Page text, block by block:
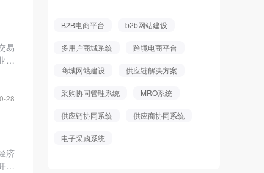
易
来
化
28
济
发
B2B电商平台 b2b网站建设
多用户商城系统 跨境电商平台
商城网站建设 供应链解决方案
采购协同管理系统 MRO系统
供应链协同系统 供应商协同系统
电子采购系统